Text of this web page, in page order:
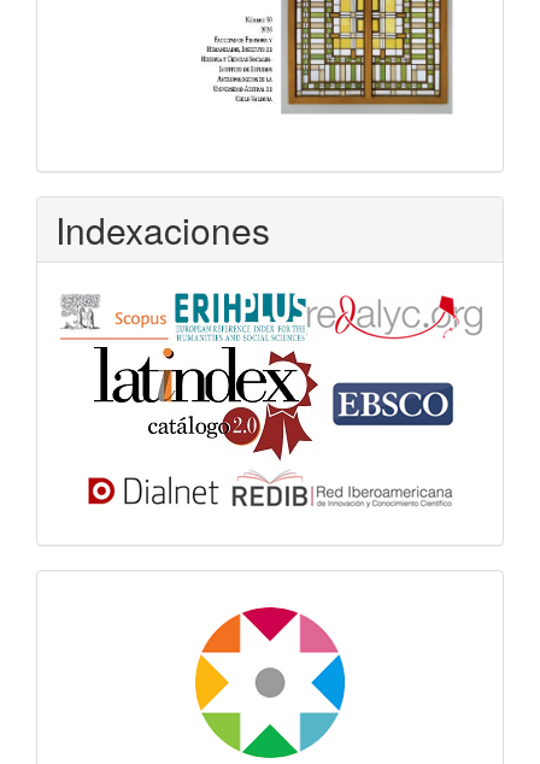
Indexaciones